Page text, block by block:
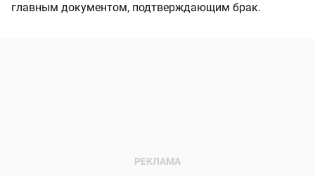
главным документом, подтверждающим брак.